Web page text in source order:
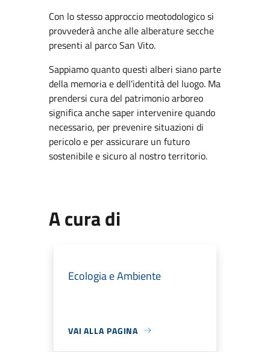
Con lo stesso approccio meotodologico si
provvederà anche alle alberature secche
presenti al parco San Vito.
Sappiamo quanto questi alberi siano parte
della memoria e dell’identità del luogo. Ma
prendersi cura del patrimonio arboreo
significa anche saper intervenire quando
necessario, per prevenire situazioni di
pericolo e per assicurare un futuro
sostenibile e sicuro al nostro territorio.
A cura di
Ecologia e Ambiente
VAI ALLA PAGINA